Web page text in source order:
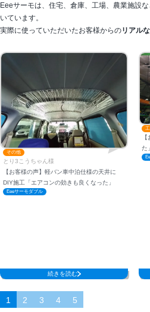
Eeeサーモは、住宅、倉庫、工場、農業施設
いています。
実際に使っていただいたお客様からのリアル
その他
とり3こうちゃん様
【お客様の声】軽バン車中泊仕様の天井に
DIY施工「エアコンの効きも良くなった」
Eeeサーモダブル
続きを読む
た
施
1 2 3 4 5